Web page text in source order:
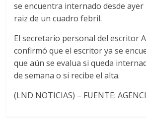
se encuentra internado desde
raiz de un cuadro febril.
El secretario personal del escritor
confirmó que el escritor ya se
que aún se evalua si queda
de semana o si recibe el alta.
(LND NOTICIAS) – FUENTE: